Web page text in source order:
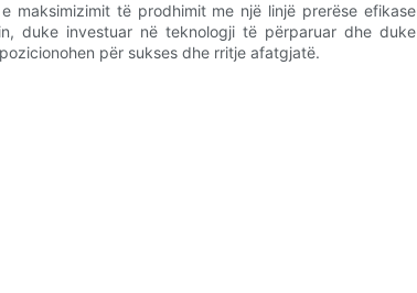
maksimizimit të prodhimit me një linjë prerëse efikase
duke investuar në teknologji të përparuar dhe duke
për sukses dhe rritje afatgjatë.